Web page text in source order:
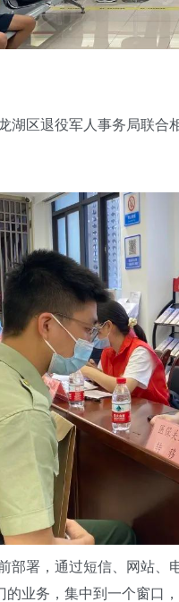
区退役军人事务局联合
署，通过短信、网站、
业务，集中到一个窗口